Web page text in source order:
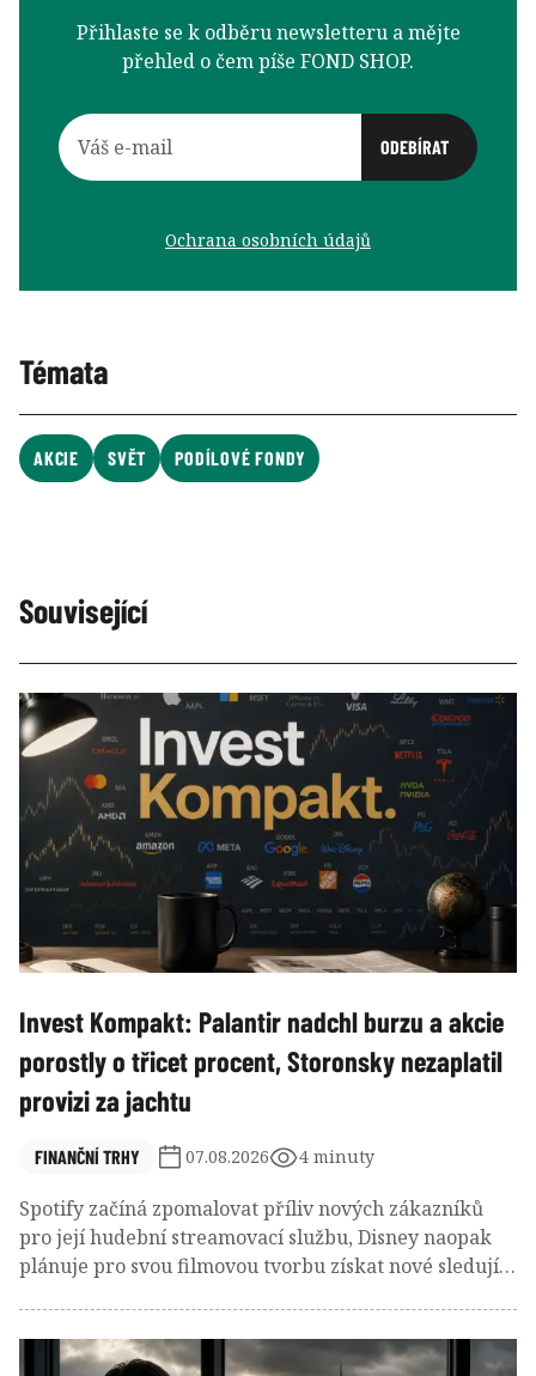
Přihlaste se k odběru newsletteru a mějte
přehled o čem píše FOND SHOP.
Ochrana osobních údajů
Témata
AKCIE SVĚT PODÍLOVÉ FONDY
Související
Invest Kompakt: Palantir nadchl burzu a akcie
porostly o třicet procent, Storonsky nezaplatil
provizi za jachtu
FINANČNÍ TRHY 07.08.2026 4 minuty
Spotify začíná zpomalovat příliv nových zákazníků
pro její hudební streamovací službu, Disney naopak
plánuje pro svou filmovou tvorbu získat nové sledující
má víc riskovat a nebát se selhat.